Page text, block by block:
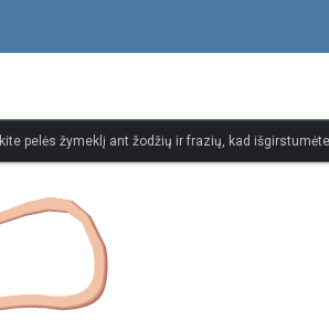
pelės žymeklį ant žodžių ir frazių, kad